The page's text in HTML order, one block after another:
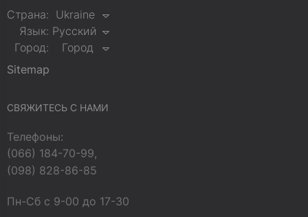
Страна: Ukraine
Язык: Русский
Город:
Город
Sitemap
СВЯЖИТЕСЬ С НАМИ
Телефоны:
(066) 184-70-99,
(098) 828-86-85
Пн-Сб с 9-00 до 17-30